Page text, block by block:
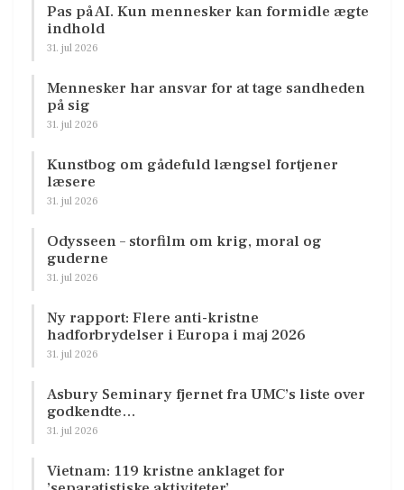
Pas på AI. Kun mennesker kan formidle ægte
indhold
31. jul 2026
Mennesker har ansvar for at tage sandheden
på sig
31. jul 2026
Kunstbog om gådefuld længsel fortjener
læsere
31. jul 2026
Odysseen – storfilm om krig, moral og
guderne
31. jul 2026
Ny rapport: Flere anti-kristne
hadforbrydelser i Europa i maj 2026
31. jul 2026
Asbury Seminary fjernet fra UMC’s liste over
godkendte…
31. jul 2026
Vietnam: 119 kristne anklaget for